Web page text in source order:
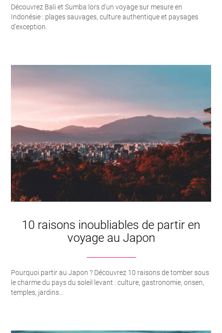
Découvrez Bali et Sumba lors d'un voyage sur mesure en
Indonésie : plages sauvages, culture authentique et paysages
d'exception.
10 raisons inoubliables de partir en
voyage au Japon
Pourquoi partir au Japon ? Découvrez 10 raisons de tomber sous
le charme du pays du soleil levant : culture, gastronomie, onsen,
temples, jardins...